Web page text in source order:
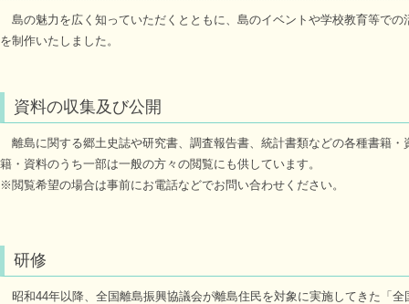
島の魅力を広く知っていただくとともに、島のイベントや学校教育等で
を制作いたしました。
資料の収集及び公開
離島に関する郷土史誌や研究書、調査報告書、統計書類などの各種書籍・
籍・資料のうち一部は一般の方々の閲覧にも供しています。
※閲覧希望の場合は事前にお電話などでお問い合わせください。
研修
昭和44年以降、全国離島振興協議会が離島住民を対象に実施してきた「